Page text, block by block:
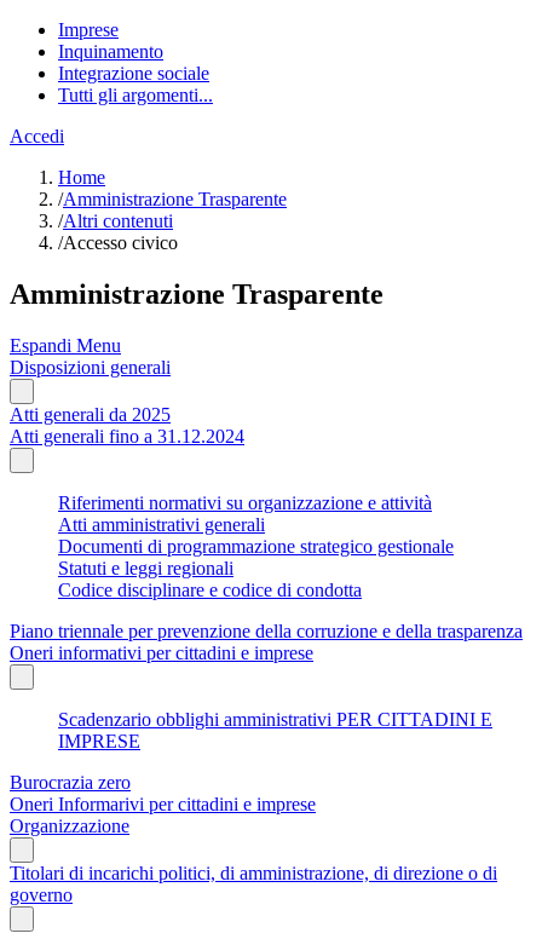
Imprese
Inquinamento
Integrazione sociale
Tutti gli argomenti...
Accedi
Home
/Amministrazione Trasparente
/Altri contenuti
/Accesso civico
Amministrazione Trasparente
Espandi Menu
Disposizioni generali
Atti generali da 2025
Atti generali fino a 31.12.2024
Riferimenti normativi su organizzazione e attività
Atti amministrativi generali
Documenti di programmazione strategico gestionale
Statuti e leggi regionali
Codice disciplinare e codice di condotta
Piano triennale per prevenzione della corruzione e della trasparenza
Oneri informativi per cittadini e imprese
Scadenzario obblighi amministrativi PER CITTADINI E
IMPRESE
Burocrazia zero
Oneri Informarivi per cittadini e imprese
Organizzazione
Titolari di incarichi politici, di amministrazione, di direzione o di
governo